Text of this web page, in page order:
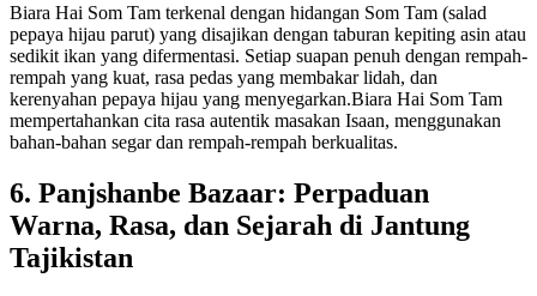
Biara Hai Som Tam terkenal dengan hidangan Som Tam (salad
pepaya hijau parut) yang disajikan dengan taburan kepiting asin atau
sedikit ikan yang difermentasi. Setiap suapan penuh dengan rempah-
rempah yang kuat, rasa pedas yang membakar lidah, dan
kerenyahan pepaya hijau yang menyegarkan.Biara Hai Som Tam
mempertahankan cita rasa autentik masakan Isaan, menggunakan
bahan-bahan segar dan rempah-rempah berkualitas.
6. Panjshanbe Bazaar: Perpaduan
Warna, Rasa, dan Sejarah di Jantung
Tajikistan